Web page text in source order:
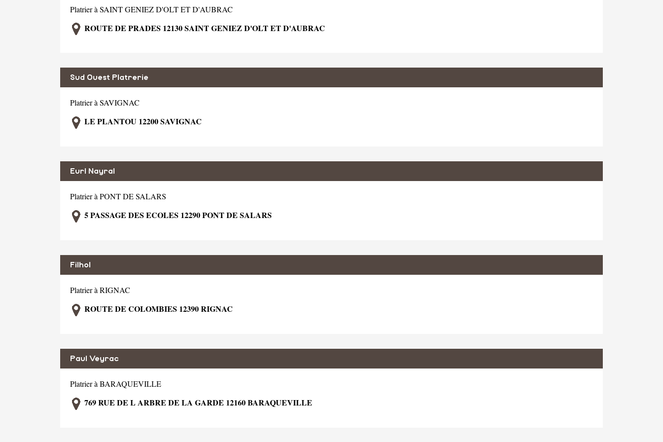
Platrier à SAINT GENIEZ D'OLT ET D'AUBRAC
ROUTE DE PRADES 12130 SAINT GENIEZ D'OLT ET D'AUBRAC
Sud Ouest Platrerie
Platrier à SAVIGNAC
LE PLANTOU 12200 SAVIGNAC
Eurl Nayral
Platrier à PONT DE SALARS
5 PASSAGE DES ECOLES 12290 PONT DE SALARS
Filhol
Platrier à RIGNAC
ROUTE DE COLOMBIES 12390 RIGNAC
Paul Veyrac
Platrier à BARAQUEVILLE
769 RUE DE L ARBRE DE LA GARDE 12160 BARAQUEVILLE